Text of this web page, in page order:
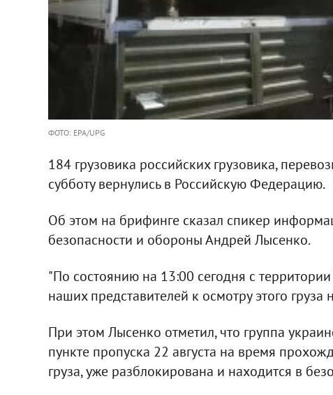
ФОТО: EPA/UPG
184 грузовика российских грузовика,
субботу вернулись в Российскую Федерацию.
Об этом на брифинге сказал спикер
безопасности и обороны Андрей Лысенко.
"По состоянию на 13:00 сегодня с
наших представителей к осмотру этого груза
При этом Лысенко отметил, что группа
пункте пропуска 22 августа на время
груза, уже разблокирована и находится в